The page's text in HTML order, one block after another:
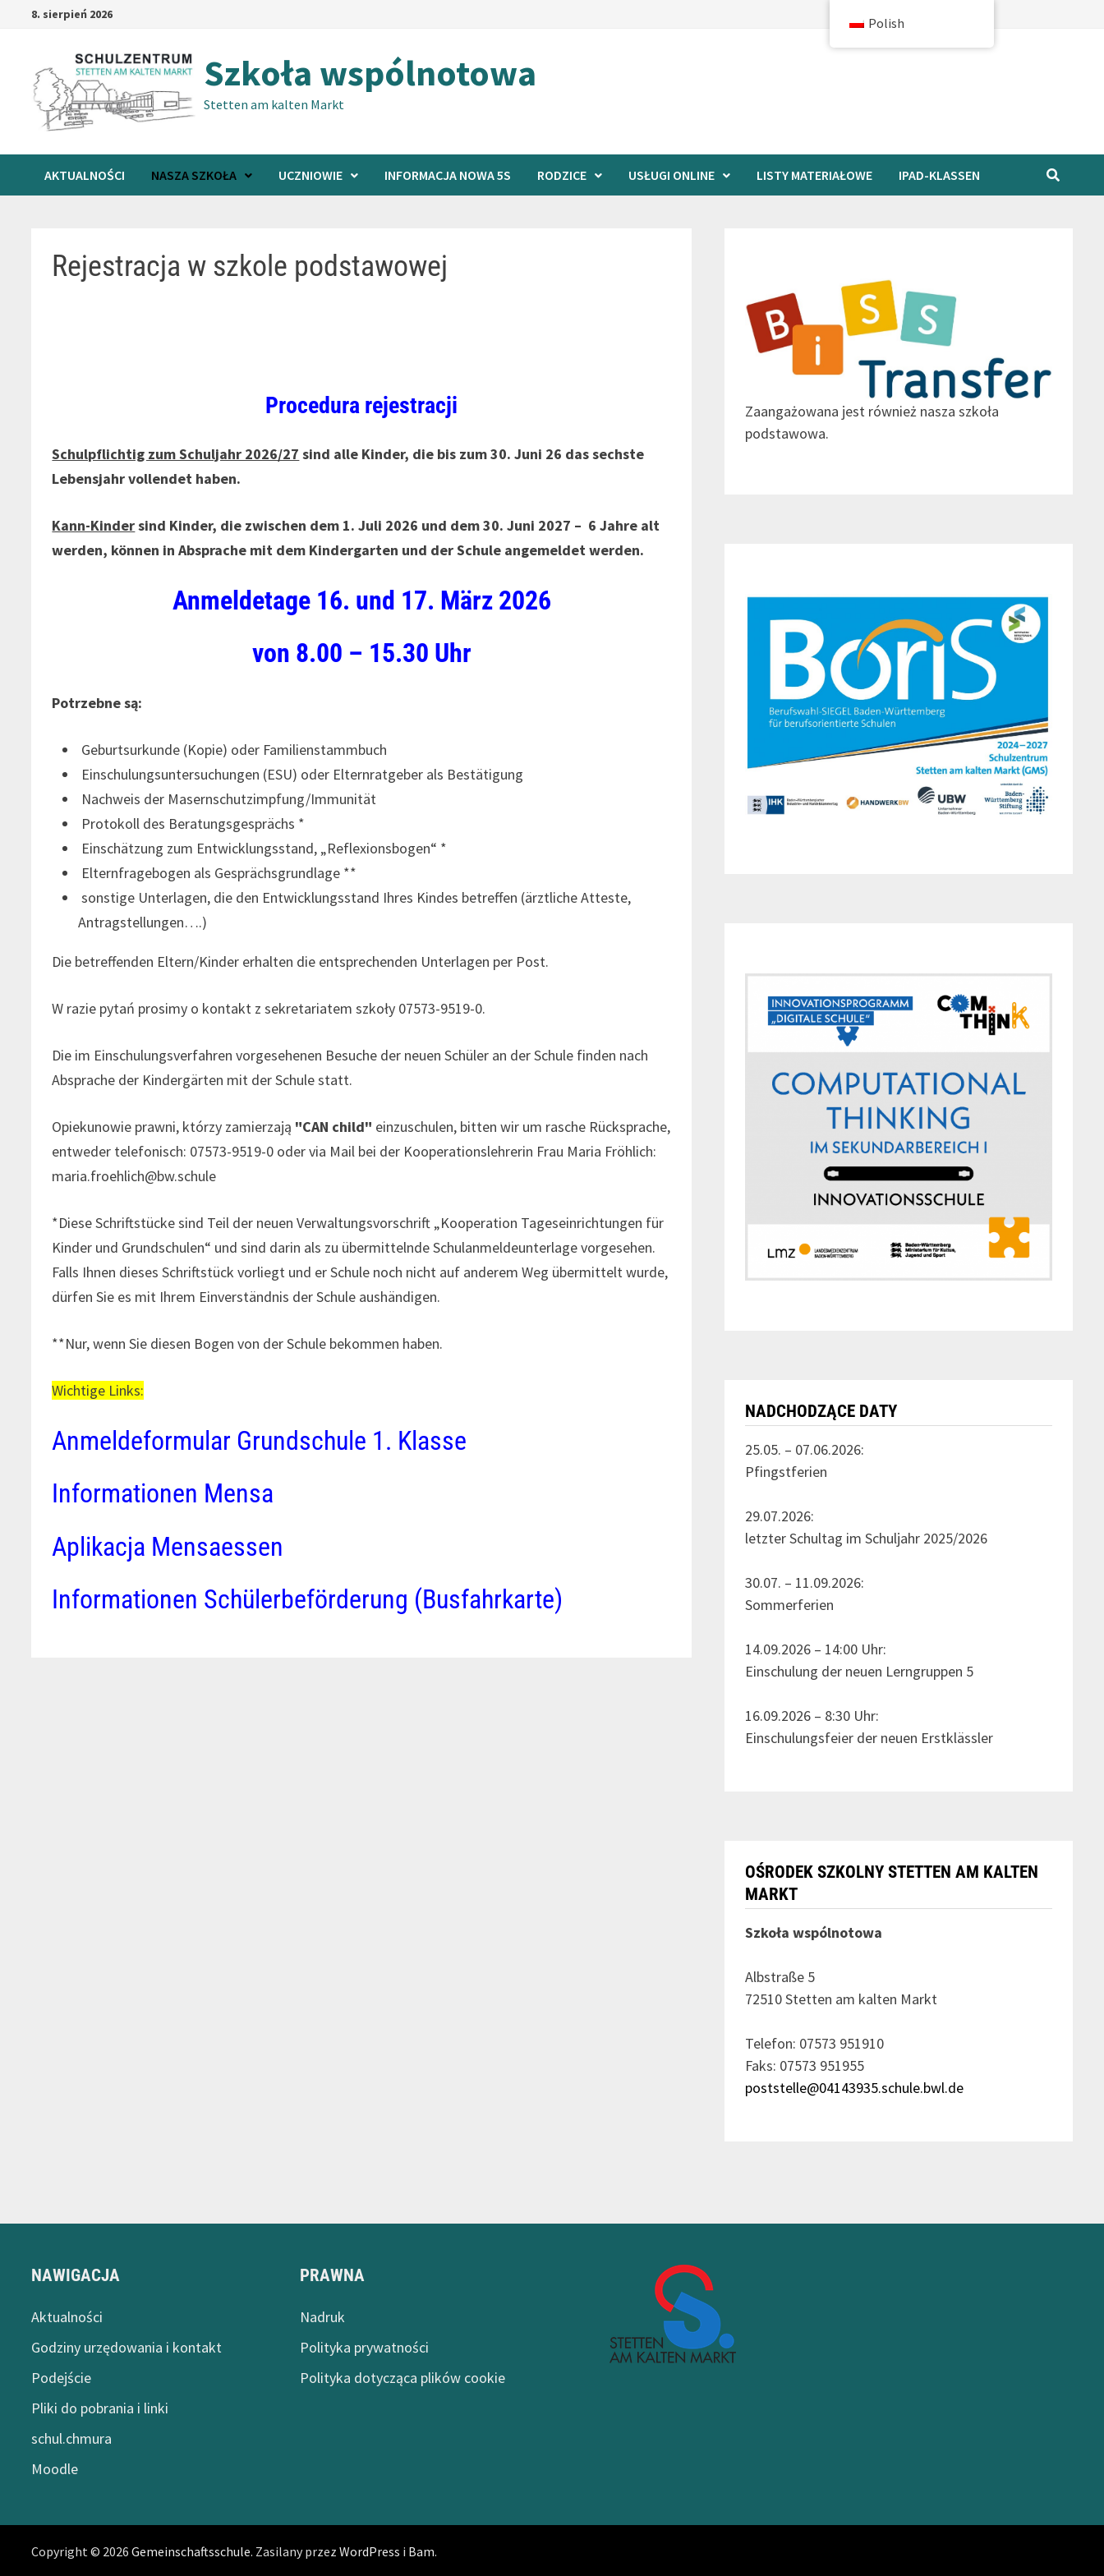
Przejdź8. sierpień 2026
Szkoła wspólnotowa
Stetten am kalten Markt
AKTUALNOŚCI NASZA SZKOŁA UCZNIOWIE INFORMACJA NOWA 5S RODZICE USŁUGI ONLINE LISTY MATERIAŁOWE IPAD-KLASSEN
Rejestracja w szkole podstawowej
Procedura rejestracji
Schulpflichtig zum Schuljahr 2026/27 sind alle Kinder, die bis zum 30. Juni 26 das sechste
Lebensjahr vollendet haben.
Kann-Kindersind Kinder, die zwischen dem 1. Juli 2026 und dem 30. Juni 2027 – 6 Jahre alt
werden, können in Absprache mit dem Kindergarten und der Schule angemeldet werden.
Anmeldetage 16. und 17. März 2026
von 8.00 – 15.30 Uhr
Potrzebne są:
Geburtsurkunde (Kopie) oder Familienstammbuch
Einschulungsuntersuchungen (ESU) oder Elternratgeber als Bestätigung
Nachweis der Masernschutzimpfung/Immunität
Protokoll des Beratungsgesprächs *
Einschätzung zum Entwicklungsstand, „Reflexionsbogen“ *
Elternfragebogen als Gesprächsgrundlage **
sonstige Unterlagen, die den Entwicklungsstand Ihres Kindes betreffen (ärztliche Atteste,
Antragstellungen….)
Die betreffenden Eltern/Kinder erhalten die entsprechenden Unterlagen per Post.
W razie pytań prosimy o kontakt z sekretariatem szkoły 07573-9519-0.
Die im Einschulungsverfahren vorgesehenen Besuche der neuen Schüler an der Schule finden nach
Absprache der Kindergärten mit der Schule statt.
Opiekunowie prawni, którzy zamierzają "CAN child" einzuschulen, bitten wir um rasche Rücksprache,
entweder telefonisch: 07573-9519-0 oder via Mail bei der Kooperationslehrerin Frau Maria Fröhlich:
maria.froehlich@bw.schule
*Diese Schriftstücke sind Teil der neuen Verwaltungsvorschrift „Kooperation Tageseinrichtungen für
Kinder und Grundschulen“ und sind darin als zu übermittelnde Schulanmeldeunterlage vorgesehen.
Falls Ihnen dieses Schriftstück vorliegt und er Schule noch nicht auf anderem Weg übermittelt wurde,
dürfen Sie es mit Ihrem Einverständnis der Schule aushändigen.
**Nur, wenn Sie diesen Bogen von der Schule bekommen haben.
Wichtige Links:
Anmeldeformular Grundschule 1. Klasse
Informationen Mensa
Aplikacja Mensaessen
Informationen Schülerbeförderung (Busfahrkarte)
Zaangażowana jest również nasza szkoła
podstawowa.
NADCHODZĄCE DATY
25.05. – 07.06.2026:
Pfingstferien
29.07.2026:
letzter Schultag im Schuljahr 2025/2026
30.07. – 11.09.2026:
Sommerferien
14.09.2026 – 14:00 Uhr:
Einschulung der neuen Lerngruppen 5
16.09.2026 – 8:30 Uhr:
Einschulungsfeier der neuen Erstklässler
OŚRODEK SZKOLNY STETTEN AM KALTEN
MARKT
Szkoła wspólnotowa
Albstraße 5
72510 Stetten am kalten Markt
Telefon: 07573 951910
Faks: 07573 951955
poststelle@04143935.schule.bwl.de
NAWIGACJA
Aktualności
Godziny urzędowania i kontakt
Podejście
Pliki do pobrania i linki
schul.chmura
Moodle
PRAWNA
Nadruk
Polityka prywatności
Polityka dotycząca plików cookie
Copyright © 2026Gemeinschaftsschule. Zasilany przezWordPress i Bam.
Polish